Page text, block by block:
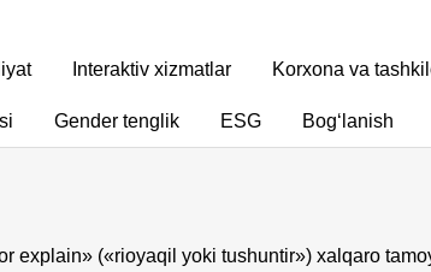
Interaktiv xizmatlar Korxona va
Gender tenglik ESG Bog‘lanish
explain» («rioyaqil yoki tushuntir») xalqaro